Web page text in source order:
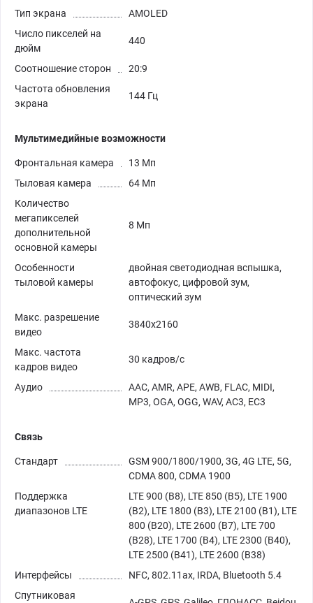
Тип экрана
AMOLED
Число пикселей на
дюйм
440
Соотношение сторон
20:9
Частота обновления
экрана
144 Гц
Мультимедийные возможности
Фронтальная камера
13 Мп
Тыловая камера
64 Мп
Количество
мегапикселей
дополнительной
основной камеры
8 Мп
Особенности
тыловой камеры
двойная светодиодная вспышка,
автофокус, цифровой зум,
оптический зум
Макс. разрешение
видео
3840х2160
Макс. частота
кадров видео
30 кадров/с
Аудио
AAC, AMR, APE, AWB, FLAC, MIDI,
MP3, OGA, OGG, WAV, AC3, EC3
Связь
Стандарт
GSM 900/1800/1900, 3G, 4G LTE, 5G,
CDMA 800, CDMA 1900
Поддержка
диапазонов LTE
LTE 900 (B8), LTE 850 (B5), LTE 1900
(B2), LTE 1800 (B3), LTE 2100 (B1), LTE
800 (B20), LTE 2600 (B7), LTE 700
(B28), LTE 1700 (B4), LTE 2300 (B40),
LTE 2500 (B41), LTE 2600 (B38)
Интерфейсы
NFC, 802.11ax, IRDA, Bluetooth 5.4
Спутниковая